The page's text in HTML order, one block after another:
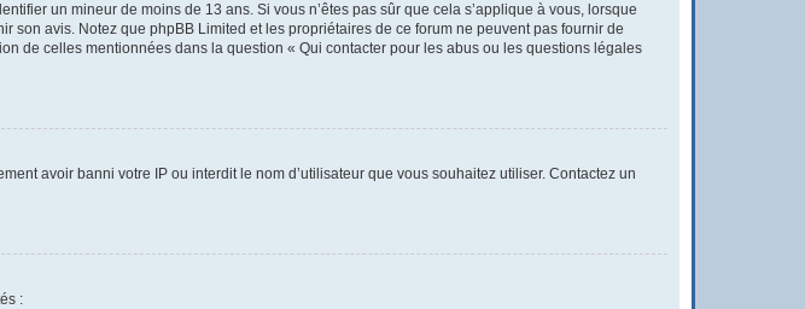
un mineur de moins de 13 ans. Si vous n’êtes pas sûr que cela s’applique à vous, lorsque
avis. Notez que phpBB Limited et les propriétaires de ce forum ne peuvent pas fournir de
de celles mentionnées dans la question « Qui contacter pour les abus ou les questions légales
avoir banni votre IP ou interdit le nom d’utilisateur que vous souhaitez utiliser. Contactez un
: